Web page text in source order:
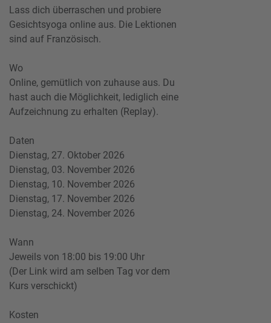
Lass dich überraschen und probiere
Gesichtsyoga online aus. Die Lektionen
sind auf Französisch.
Wo
Online, gemütlich von zuhause aus. Du
hast auch die Möglichkeit, lediglich eine
Aufzeichnung zu erhalten (Replay).
Daten
Dienstag, 27. Oktober 2026
Dienstag, 03. November 2026
Dienstag, 10. November 2026
Dienstag, 17. November 2026
Dienstag, 24. November 2026
Wann
Jeweils von 18:00 bis 19:00 Uhr
(Der Link wird am selben Tag vor dem
Kurs verschickt)
Kosten